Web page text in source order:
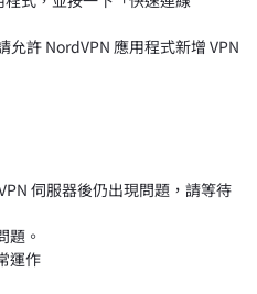
允許 NordVPN 應用程式新增 VPN
伺服器後仍出現問題，請等待
題。
運作